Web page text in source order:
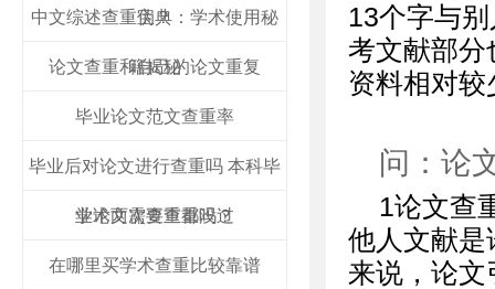
伪？
中文综述查重宝典：学术使用秘
籍揭秘
论文查重和自己的论文重复
毕业论文范文查重率
毕业后对论文进行查重吗 本科毕
业论文需要查重吗？
学术两次查重都没过
在哪里买学术查重比较靠谱
13个字与
考文献部分
资料相对
问：论
1论文查
他人文献是
来说，论